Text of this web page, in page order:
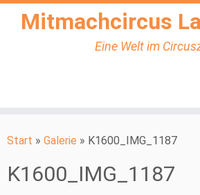
Inhalt
Mitmachcircus
Eine Welt im
Start » Galerie » K1600_IMG_1187
K1600_IMG_1187